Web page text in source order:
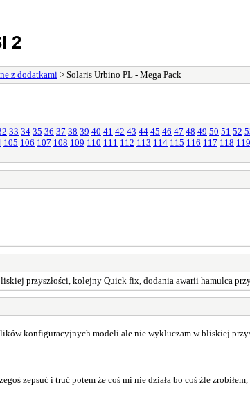
2
z dodatkami > Solaris Urbino PL - Mega Pack
33 34 35 36 37 38 39 40 41 42 43 44 45 46 47 48 49 50 51 52
105 106 107 108 109 110 111 112 113 114 115 116 117 118 119
przyszłości, kolejny Quick fix, dodania awarii hamulca
konfiguracyjnych modeli ale nie wykluczam w bliskiej
zepsuć i truć potem że coś mi nie działa bo coś źle